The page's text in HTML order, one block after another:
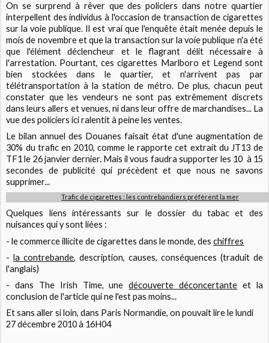
On se surprend à rêver que des policiers dans notre quartier
interpellent des individus à l'occasion de transaction de cigarettes
sur la voie publique. Il est vrai que l'enquête était menée depuis le
mois de novembre et que la transaction sur la voie publique n'a été
que l'élément déclencheur et le flagrant délit nécessaire à
l'arrestation. Pourtant, ces cigarettes Marlboro et Legend sont
bien stockées dans le quartier, et n'arrivent pas par
télétransportation à la station de métro. De plus, chacun peut
constater que les vendeurs ne sont pas extrêmement discrets
dans leurs allers et venues, ni dans leur offre de marchandises... La
vue des policiers ici ralentit à peine les ventes.
Le bilan annuel des Douanes faisait état d'une augmentation de
30% du trafic en 2010, comme le rapporte cet extrait du JT13 de
TF1 le 26 janvier dernier. Mais il vous faudra supporter les 10 à 15
secondes de publicité qui précèdent et que nous ne savons
supprimer...
Trafic de cigarettes : les contrebandiers préfèrent la mer
Quelques liens intéressants sur le dossier du tabac et des
nuisances qui y sont liées :
- le commerce illicite de cigarettes dans le monde, deschiffres
-la contrebande, description, causes, conséquences (traduit de
l'anglais)
- dans The Irish Time, unedécouverte déconcertante et la
conclusion de l'article qui ne l'est pas moins...
Et sans aller si loin, dans Paris Normandie, on pouvait lire le lundi
27 décembre 2010 à 16H04